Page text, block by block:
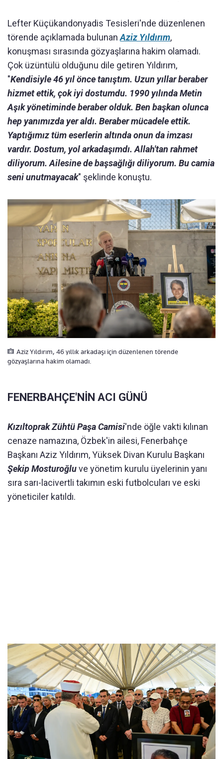
Lefter Küçükandonyadis Tesisleri'nde düzenlenen
törende açıklamada bulunanAziz Yıldırım,
konuşması sırasında gözyaşlarına hakim olamadı.
Çok üzüntülü olduğunu dile getiren Yıldırım,
"Kendisiyle 46 yıl önce tanıştım. Uzun yıllar beraber
hizmet ettik, çok iyi dostumdu. 1990 yılında Metin
Aşık yönetiminde beraber olduk. Ben başkan olunca
hep yanımızda yer aldı. Beraber mücadele ettik.
Yaptığımız tüm eserlerin altında onun da imzası
vardır. Dostum, yol arkadaşımdı. Allah'tan rahmet
diliyorum. Ailesine de başsağlığı diliyorum. Bu camia
seni unutmayacak" şeklinde konuştu.
Aziz Yıldırım, 46 yıllık arkadaşı için düzenlenen törende
gözyaşlarına hakim olamadı.
FENERBAHÇE'NİN ACI GÜNÜ
Kızıltoprak Zühtü Paşa Camisi'nde öğle vakti kılınan
cenaze namazına, Özbek'in ailesi, Fenerbahçe
Başkanı Aziz Yıldırım, Yüksek Divan Kurulu Başkanı
Şekip Mosturoğluve yönetim kurulu üyelerinin yanı
sıra sarı-lacivertli takımın eski futbolcuları ve eski
yöneticiler katıldı.